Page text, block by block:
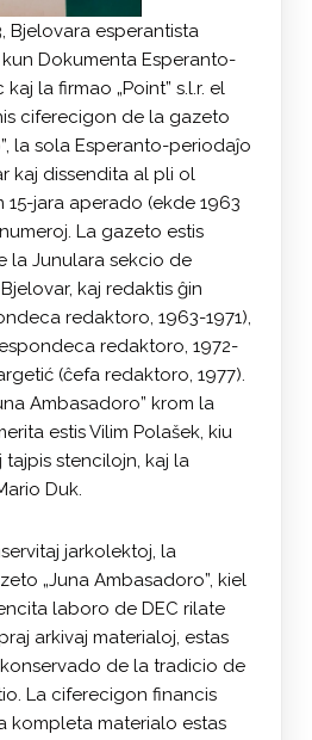
Bjelovara esperantista
Dokumenta Esperanto-
la firmao „Point” s.l.r. el
ciferecigon de la gazeto
la sola Esperanto-periodaĵo
kaj dissendita al pli ol
15-jara aperado (ekde 1963
La gazeto estis
la Junulara sekcio de
kaj redaktis ĝin
redaktoro, 1963-1971),
redaktoro, 1972-
(ĉefa redaktoro, 1977).
Ambasadoro” krom la
estis Vilim Polašek, kiu
stencilojn, kaj la
Duk.
jarkolektoj, la
„Juna Ambasadoro”, kiel
laboro de DEC rilate
arkivaj materialoj, estas
de la tradicio de
La ciferecigon financis
kompleta materialo estas